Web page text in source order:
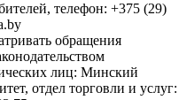
телефон: +375 (29)
обращения
лиц: Минский
отдел торговли и услуг: